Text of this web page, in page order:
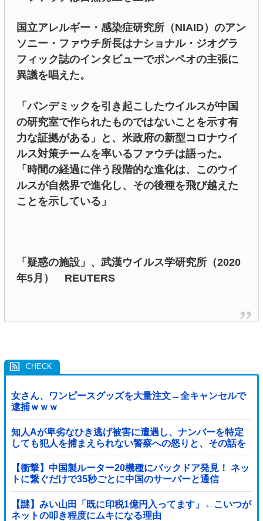
国立アレルギー・感染症研究所（NIAID）のアン
ソニー・ファウチ所長はナショナル・ジオグラ
フィック誌のインタビューでポンペオの主張に
異議を唱えた。
「パンデミックを引き起こしたウイルスが中国
の研究室で作られたものではないことを示す有
力な証拠がある」と、米政府の新型コロナウイ
ルス対策チームを率いるファウチは語った。
「時間の経過に伴う段階的な進化は、このウイ
ルスが自然界で進化し、その後種を飛び越えた
ことを示している」
「疑惑の施設」、武漢ウイルス学研究所（2020
年5月） REUTERS
女さん、ワンピースグッズを大量注文→全キャンセルで
逮捕ｗｗｗ
知人Aが卑劣なひき逃げ被害に遭遇し、ナンバーを特定
しても犯人を捕まえられない警察への怒りと、その話を
聞いて「逃げた方が得じゃん」と言い放ったBの神経が
わからん
【衝撃】中国製ルーター20機種にバックドア発見！ ネッ
トに繋ぐだけで35秒ごとに中国のサーバーと通信
【謎】みい山田「既に印税1億円入ってます」←こいつが
ネットの叩き程度にムキになる理由